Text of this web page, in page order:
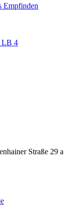
Empfinden
LB 4
Straße 29 a